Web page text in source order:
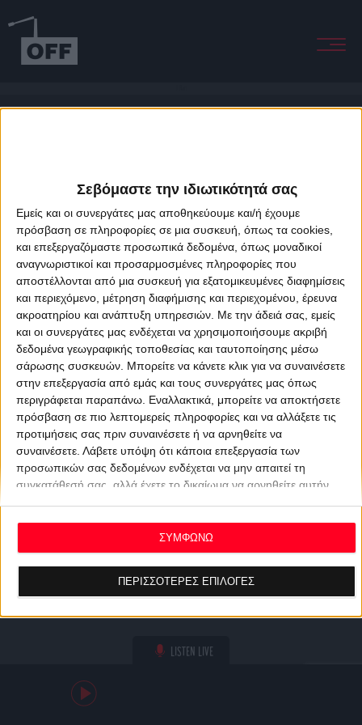
Σεβόμαστε την ιδιωτικότητά σας
Εμείς και οι συνεργάτες μας αποθηκεύουμε και/ή έχουμε
πρόσβαση σε πληροφορίες σε μια συσκευή, όπως τα cookies,
και επεξεργαζόμαστε προσωπικά δεδομένα, όπως μοναδικοί
αναγνωριστικοί και προσαρμοσμένες πληροφορίες που
αποστέλλονται από μια συσκευή για εξατομικευμένες διαφημίσεις
και περιεχόμενο, μέτρηση διαφήμισης και περιεχομένου, έρευνα
ακροατηρίου και ανάπτυξη υπηρεσιών. Με την άδειά σας, εμείς
και οι συνεργάτες μας ενδέχεται να χρησιμοποιήσουμε ακριβή
δεδομένα γεωγραφικής τοποθεσίας και ταυτοποίησης μέσω
σάρωσης συσκευών. Μπορείτε να κάνετε κλικ για να συναινέσετε
στην επεξεργασία από εμάς και τους συνεργάτες μας όπως
περιγράφεται παραπάνω. Εναλλακτικά, μπορείτε να αποκτήσετε
πρόσβαση σε πιο λεπτομερείς πληροφορίες και να αλλάξετε τις
προτιμήσεις σας πριν συναινέσετε ή να αρνηθείτε να
συναινέσετε. Λάβετε υπόψη ότι κάποια επεξεργασία των
προσωπικών σας δεδομένων ενδέχεται να μην απαιτεί τη
συγκατάθεσή σας, αλλά έχετε το δικαίωμα να αρνηθείτε αυτήν
ανακαλέσετε τη συγκατάθεσή σας ανά πάσα στιγμή
επιστρέφοντας σε αυτόν τον ιστότοπο και κάνοντας κλικ στο
κουμπί "Απορρήτου" στο κάτω μέρος της ιστοσελίδας.
ΠΕΡΙΣΣΟΤΕΡΕΣ ΕΠΙΛΟΓΕΣ
ΣΥΜΦΩΝΩ
LISTEN LIVE
About Offradio Business Class Terms & Conditions
Privacy Policy
Designed & developed byporcupine colors&Fotis Alexandrou